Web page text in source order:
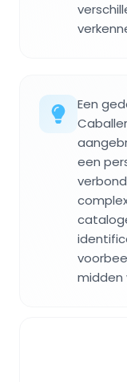
Een
een
midden